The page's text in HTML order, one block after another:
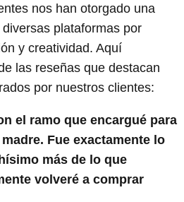
nos han otorgado una
diversas plataformas por
y creatividad. Aquí
las reseñas que destacan
por nuestros clientes:
el ramo que encargué para
Fue exactamente lo
más de lo que
volveré a comprar